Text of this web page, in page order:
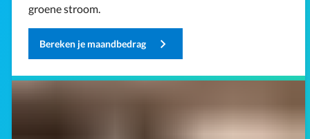
groene stroom.
Bereken je maandbedrag